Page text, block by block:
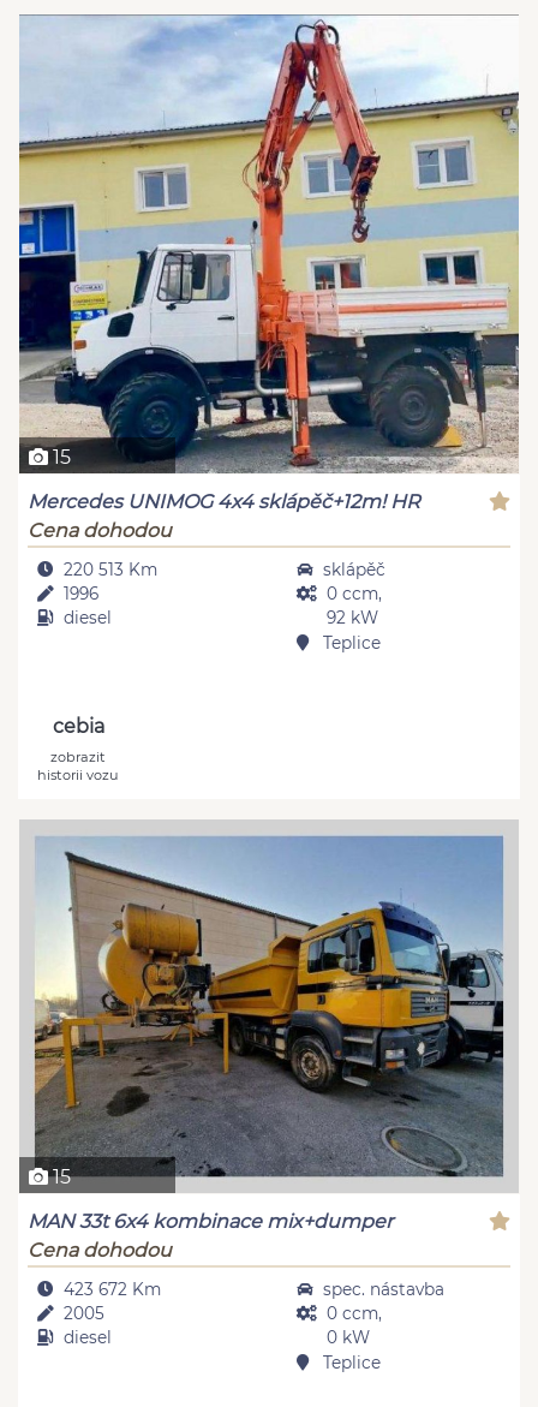
15
Mercedes UNIMOG 4x4 sklápěč+12m! HR
Cena dohodou
220 513 Km
1996
diesel
sklápěč
0 ccm,
92 kW
Teplice
cebia
zobrazit
historii vozu
15
MAN 33t 6x4 kombinace mix+dumper
Cena dohodou
423 672 Km
2005
diesel
spec. nástavba
0 ccm,
0 kW
Teplice